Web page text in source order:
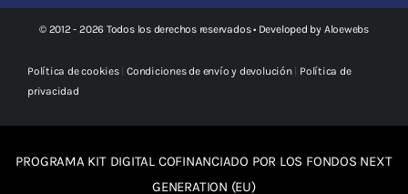
© 2012 - 2026 Todos los derechos reservados • Developed by Aloewebs
Política de cookies|Condiciones de envío y devolución| Política de
privacidad
PROGRAMA KIT DIGITAL COFINANCIADO POR LOS FONDOS NEXT
GENERATION (EU)